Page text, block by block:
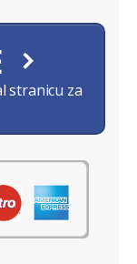
stranicu za